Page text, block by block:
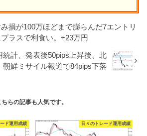
損が100万ほどまで膨らんだ7エントリ
ラスで利食い。+23万円
統計、発表後50pips上昇後、北
朝鮮ミサイル報道で84pips下落
ちらの記事も人気です。
ド運用成績 日々のトレード運用成績